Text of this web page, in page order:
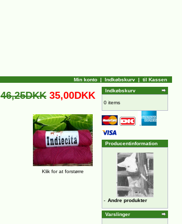
Min konto | Indkøbskurv | til Kassen
46,25DKK 35,00DKK
Klik for at forstørre
Indkøbskurv
0 items
Producentinformation
- Andre produkter
Varslinger